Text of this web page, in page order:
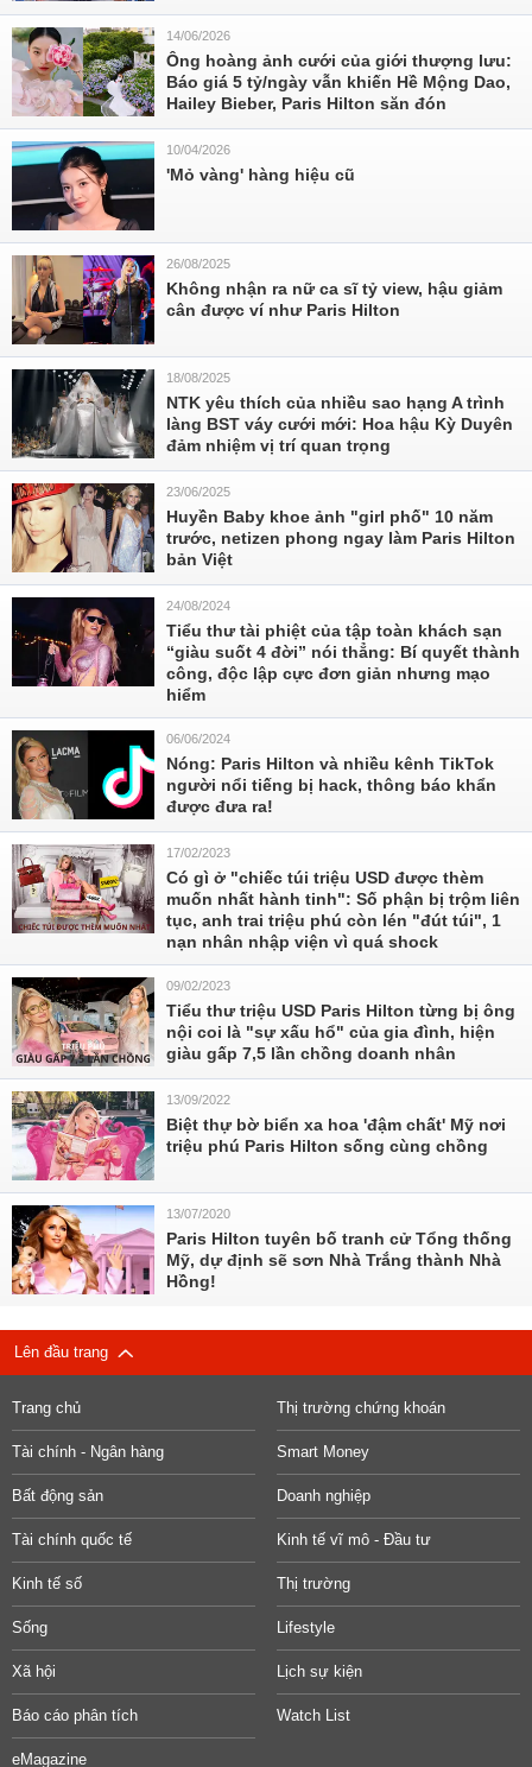
14/06/2026
Ông hoàng ảnh cưới của giới thượng lưu:
Báo giá 5 tỷ/ngày vẫn khiến Hề Mộng Dao,
Hailey Bieber, Paris Hilton săn đón
10/04/2026
'Mỏ vàng' hàng hiệu cũ
26/08/2025
Không nhận ra nữ ca sĩ tỷ view, hậu giảm
cân được ví như Paris Hilton
18/08/2025
NTK yêu thích của nhiều sao hạng A trình
làng BST váy cưới mới: Hoa hậu Kỳ Duyên
đảm nhiệm vị trí quan trọng
23/06/2025
Huyền Baby khoe ảnh "girl phố" 10 năm
trước, netizen phong ngay làm Paris Hilton
bản Việt
24/08/2024
Tiểu thư tài phiệt của tập toàn khách sạn
“giàu suốt 4 đời” nói thẳng: Bí quyết thành
công, độc lập cực đơn giản nhưng mạo
hiểm
06/06/2024
Nóng: Paris Hilton và nhiều kênh TikTok
người nổi tiếng bị hack, thông báo khẩn
được đưa ra!
17/02/2023
Có gì ở "chiếc túi triệu USD được thèm
muốn nhất hành tinh": Số phận bị trộm liên
tục, anh trai triệu phú còn lén "đút túi", 1
nạn nhân nhập viện vì quá shock
09/02/2023
Tiểu thư triệu USD Paris Hilton từng bị ông
nội coi là "sự xấu hổ" của gia đình, hiện
giàu gấp 7,5 lần chồng doanh nhân
13/09/2022
Biệt thự bờ biển xa hoa 'đậm chất' Mỹ nơi
triệu phú Paris Hilton sống cùng chồng
13/07/2020
Paris Hilton tuyên bố tranh cử Tổng thống
Mỹ, dự định sẽ sơn Nhà Trắng thành Nhà
Hồng!
Lên đầu trang
Trang chủ Thị trường chứng khoán
Tài chính - Ngân hàng Smart Money
Bất động sản Doanh nghiệp
Tài chính quốc tế Kinh tế vĩ mô - Đầu tư
Kinh tế số Thị trường
Sống Lifestyle
Xã hội Lịch sự kiện
Báo cáo phân tích Watch List
eMagazine